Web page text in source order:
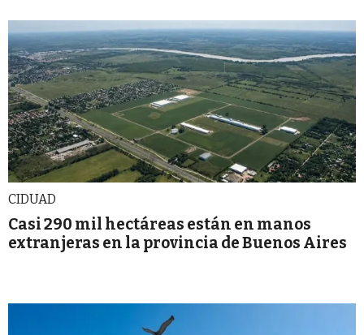
CIDUAD
Casi 290 mil hectáreas están en manos
extranjeras en la provincia de Buenos Aires